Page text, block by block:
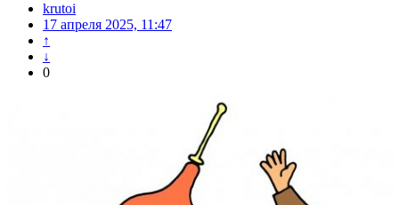
krutoi
17 апреля 2025, 11:47
↑
↓
0